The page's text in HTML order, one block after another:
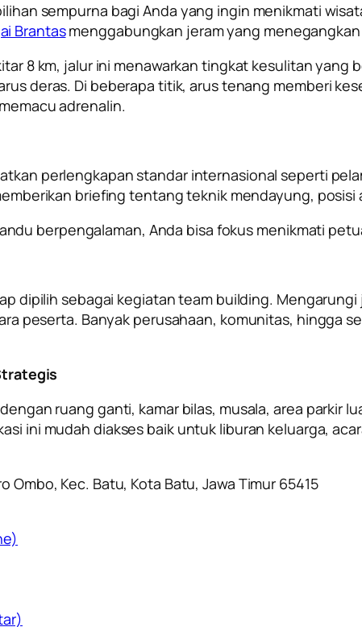
sempurna bagi Anda yang ingin menikmati
Brantasmenggabungkan jeram yang
8 km, jalur ini menawarkan tingkat kesulitan
deras. Di beberapa titik, arus tenang memberi
adrenalin.
perlengkapan standar internasional seperti
briefing tentang teknik mendayung,
berpengalaman, Anda bisa fokus menikmati
dipilih sebagai kegiatan team building.
peserta. Banyak perusahaan, komunitas, hingga
ruang ganti, kamar bilas, musala, area parkir
ini mudah diakses baik untuk liburan keluarga,
Ombo, Kec. Batu, Kota Batu, Jawa Timur 65415